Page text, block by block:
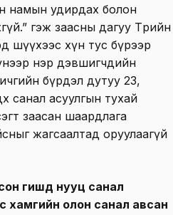
намын удирдах болон
гэж заасны дагуу Төрийн
шүүхээс хүн тус бүрээр
нэр дэвшигчдийн
бүрдэл дутуу 23,
санал асуулгын тухай
заасан шаардлага
жагсаалтад оруулаагүй
гишүүд нууц санал
хамгийн олон санал авсан